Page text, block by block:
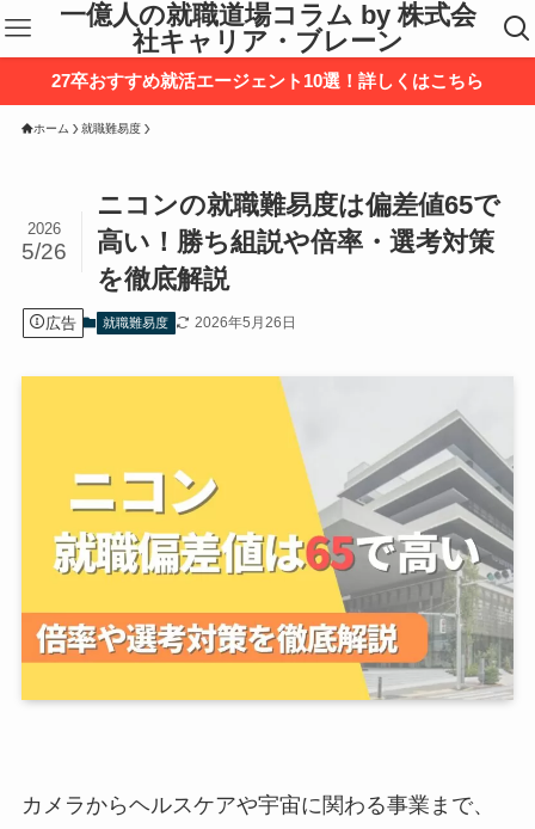
一億人の就職道場コラム by 株式会
社キャリア・ブレーン
27卒おすすめ就活エージェント10選！詳しくはこちら
ホーム 就職難易度
ニコンの就職難易度は偏差値65で
高い！勝ち組説や倍率・選考対策
を徹底解説
2026
5/26
広告 就職難易度 2026年5月26日
カメラからヘルスケアや宇宙に関わる事業まで、